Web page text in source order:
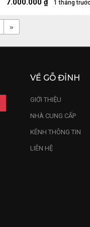
1 tháng trước
7.000.000 ₫
»
VỀ GỖ ĐỈNH
GIỚI THIỆU
NHÀ CUNG CẤP
KÊNH THÔNG TIN
LIÊN HỆ